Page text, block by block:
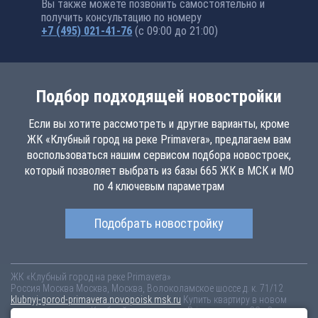
Вы также можете позвонить самостоятельно и
получить консультацию по номеру
+7 (495) 021-41-76 (с 09:00 до 21:00)
Подбор подходящей новостройки
Если вы хотите рассмотреть и другие варианты, кроме
ЖК «Клубный город на реке Primavera», предлагаем вам
воспользоваться нашим сервисом подбора новостроек,
который позволяет выбрать из базы 665 ЖК в МСК и МО
по 4 ключевым параметрам
Подобрать новостройку
ЖК «Клубный город на реке Primavera»
Россия Москва Москва, Москва, Волоколамское шоссе д. к. 71/12
klubnyj-gorod-primavera.novopoisk.msk.ru Купить квартиру в новом
жилом комплексе «Клубный город на реке Primavera» от «СЗ «Стадион